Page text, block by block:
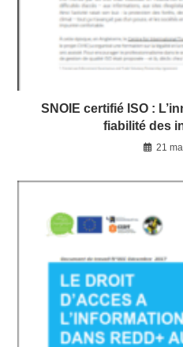
SNOIE certifié ISO :
fiabilité des
21